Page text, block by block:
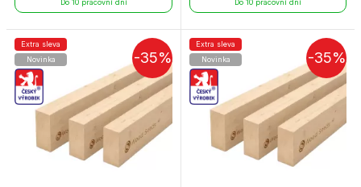
-35%
Extra sleva
Novinka
-35%
Extra sleva
Novinka